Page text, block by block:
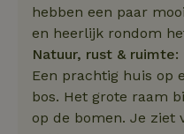
hebben een paar
en heerlijk rondom
Natuur, rust & ruimte:
Een prachtig huis op
bos. Het grote raam
op de bomen. Je ziet